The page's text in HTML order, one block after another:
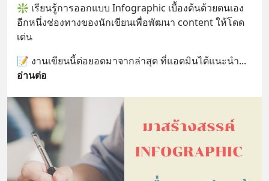
❇️ เรียนรู้การออกแบบ Infographic เบื้องต้นด้วยตนเอง
อีกหนึ่งช่องทางของนักเขียนเพื่อพัฒนา content ให้โดด
เด่น
📝 งานเขียนนี้ต่อยอดมาจากล่าสุด ที่แอดมินได้แนะนำ
อ่านต่อ